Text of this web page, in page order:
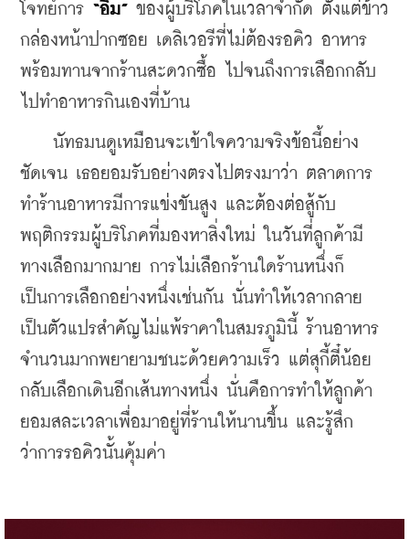
โจทย์การ “อิ่ม” ของผู้บริโภคในเวลาจำกัด ตั้งแต่ข้าว
กล่องหน้าปากซอย เดลิเวอรีที่ไม่ต้องรอคิว อาหาร
พร้อมทานจากร้านสะดวกซื้อ ไปจนถึงการเลือกกลับ
ไปทำอาหารกินเองที่บ้าน
นัทธมนดูเหมือนจะเข้าใจความจริงข้อนี้อย่าง
ชัดเจน เธอยอมรับอย่างตรงไปตรงมาว่า ตลาดการ
ทำร้านอาหารมีการแข่งขันสูง และต้องต่อสู้กับ
พฤติกรรมผู้บริโภคที่มองหาสิ่งใหม่ ในวันที่ลูกค้ามี
ทางเลือกมากมาย การไม่เลือกร้านใดร้านหนึ่งก็
เป็นการเลือกอย่างหนึ่งเช่นกัน นั่นทำให้เวลากลาย
เป็นตัวแปรสำคัญไม่แพ้ราคาในสมรภูมินี้ ร้านอาหาร
จำนวนมากพยายามชนะด้วยความเร็ว แต่สุกี้ตี๋น้อย
กลับเลือกเดินอีกเส้นทางหนึ่ง นั่นคือการทำให้ลูกค้า
ยอมสละเวลาเพื่อมาอยู่ที่ร้านให้นานขึ้น และรู้สึก
ว่าการรอคิวนั้นคุ้มค่า